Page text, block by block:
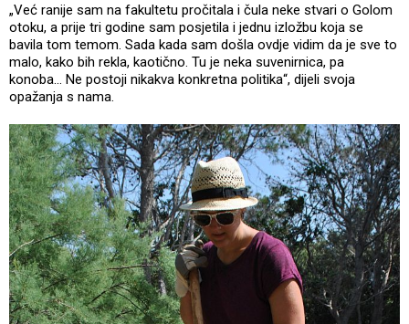
„Već ranije sam na fakultetu pročitala i čula neke stvari o Golom
otoku, a prije tri godine sam posjetila i jednu izložbu koja se
bavila tom temom. Sada kada sam došla ovdje vidim da je sve to
malo, kako bih rekla, kaotično. Tu je neka suvenirnica, pa
konoba… Ne postoji nikakva konkretna politika“, dijeli svoja
opažanja s nama.